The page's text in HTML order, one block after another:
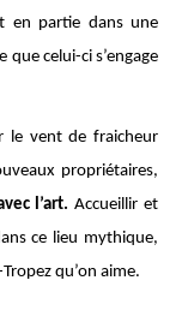
en partie dans une
celui-ci s’engage
le vent de fraicheur
propriétaires,
l’art.Accueillir et
ce lieu mythique,
qu’on aime.